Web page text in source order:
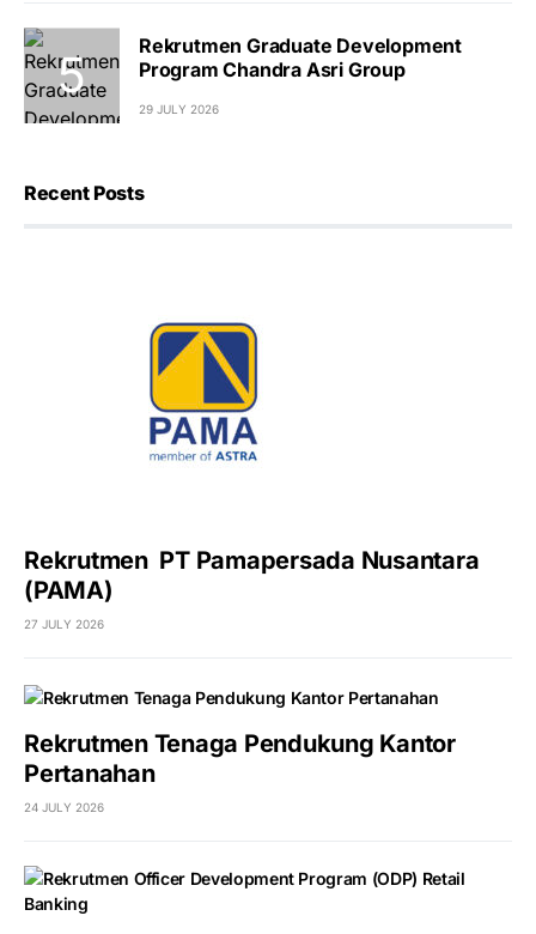
Rekrutmen Graduate Development
Program Chandra Asri Group
29 JULY 2026
Recent Posts
Rekrutmen PT Pamapersada Nusantara
(PAMA)
27 JULY 2026
Rekrutmen Tenaga Pendukung Kantor
Pertanahan
24 JULY 2026